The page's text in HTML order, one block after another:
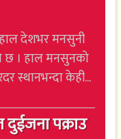
देशभर मनसुनी
छ । हाल मनसुनको
स्थानभन्दा केही...
पक्राउ